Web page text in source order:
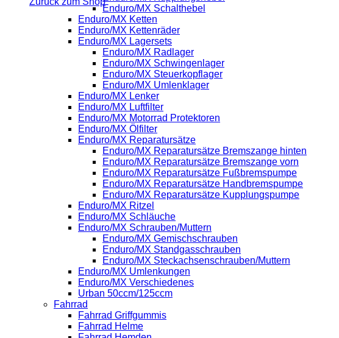
Enduro/MX Schalthebel
Enduro/MX Ketten
Enduro/MX Kettenräder
Enduro/MX Lagersets
Enduro/MX Radlager
Enduro/MX Schwingenlager
Enduro/MX Steuerkopflager
Enduro/MX Umlenklager
Enduro/MX Lenker
Enduro/MX Luftfilter
Enduro/MX Motorrad Protektoren
Enduro/MX Ölfilter
Enduro/MX Reparatursätze
Enduro/MX Reparatursätze Bremszange hinten
Enduro/MX Reparatursätze Bremszange vorn
Enduro/MX Reparatursätze Fußbremspumpe
Enduro/MX Reparatursätze Handbremspumpe
Enduro/MX Reparatursätze Kupplungspumpe
Enduro/MX Ritzel
Enduro/MX Schläuche
Enduro/MX Schrauben/Muttern
Enduro/MX Gemischschrauben
Enduro/MX Standgasschrauben
Enduro/MX Steckachsenschrauben/Muttern
Enduro/MX Umlenkungen
Enduro/MX Verschiedenes
Urban 50ccm/125ccm
Fahrrad
Fahrrad Griffgummis
Fahrrad Helme